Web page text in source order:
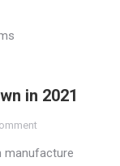
in 2021
manufacture